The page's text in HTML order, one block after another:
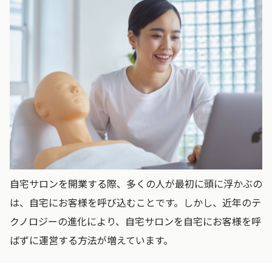
自宅サロンを開業する際、多くの人が最初に頭に浮かぶの
は、自宅にお客様を呼び込むことです。しかし、近年のテ
クノロジーの進化により、自宅サロンを自宅にお客様を呼
ばずに運営する方法が増えています。